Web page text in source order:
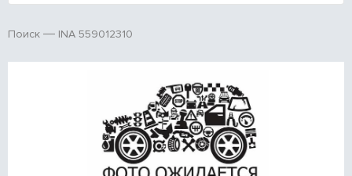
Поиск INA 559012310